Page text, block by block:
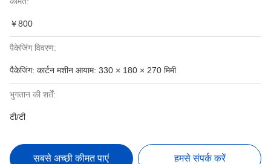
￥800
पैकेजिंग विवरण:
पैकेजिंग: कार्टन मशीन आयाम: 330 × 180 × 270 मिमी
भुगतान की शर्तें:
टी/टी
सबसे अच्छी कीमत पाएं हमसे संपर्क करें